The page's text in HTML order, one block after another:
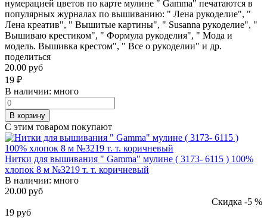
нумерацией цветов по карте мулине " Gamma" печатаются в
популярных журналах по вышиванию: " Лена рукоделие", "
Лена креатив", " Вышитые картины", " Susanna рукоделие", "
Вышиваю крестиком", " Формула рукоделия", " Мода и
модель. Вышивка крестом", " Все о рукоделии" и др.
поделиться
20.00 руб
19 ₽
В наличии: много
В корзину
С этим товаром покупают
Нитки для вышивания " Gamma" мулине ( 3173- 6115 ) 100%
хлопок 8 м №3219 т. т. коричневый
В наличии: много
20.00 руб
Скидка -5 %
19 руб